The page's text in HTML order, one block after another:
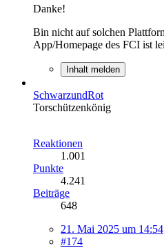
Danke!
Bin nicht auf solchen
App/Homepage des FCI ist
Inhalt melden
SchwarzundRot
Torschützenkönig
Reaktionen
1.001
Punkte
4.241
Beiträge
648
21. Mai 2025 um 14:54
#174